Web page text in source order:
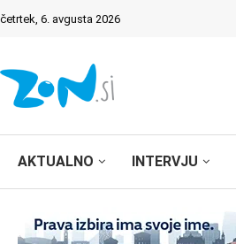
četrtek, 6. avgusta 2026
AKTUALNO INTERVJU